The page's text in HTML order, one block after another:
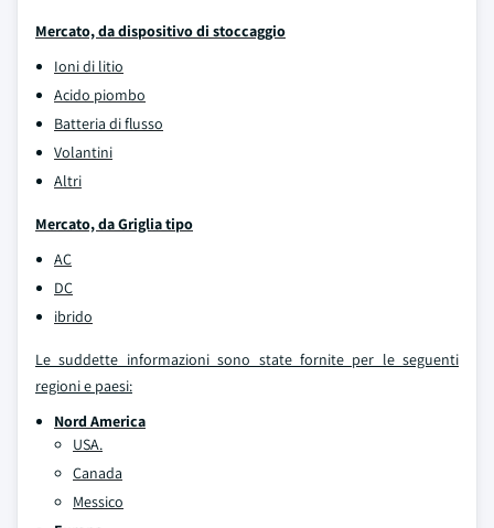
Mercato, da dispositivo di stoccaggio
Ioni di litio
Acido piombo
Batteria di flusso
Volantini
Altri
Mercato, da Griglia tipo
AC
DC
ibrido
Le suddette informazioni sono state fornite per le seguenti
regioni e paesi:
Nord America
USA.
Canada
Messico